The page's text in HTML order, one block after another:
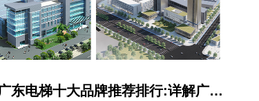
2025广东电梯十大品牌推荐排行:详解广东亚太西奥电梯有限公司上榜理由